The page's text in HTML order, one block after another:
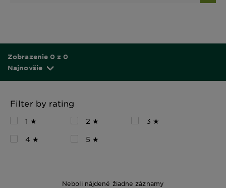
Zobrazenie 0 z 0
Najnovšie
Filter by rating
1 ★ 2 ★
3 ★
4 ★
5 ★
Neboli nájdené žiadne záznamy